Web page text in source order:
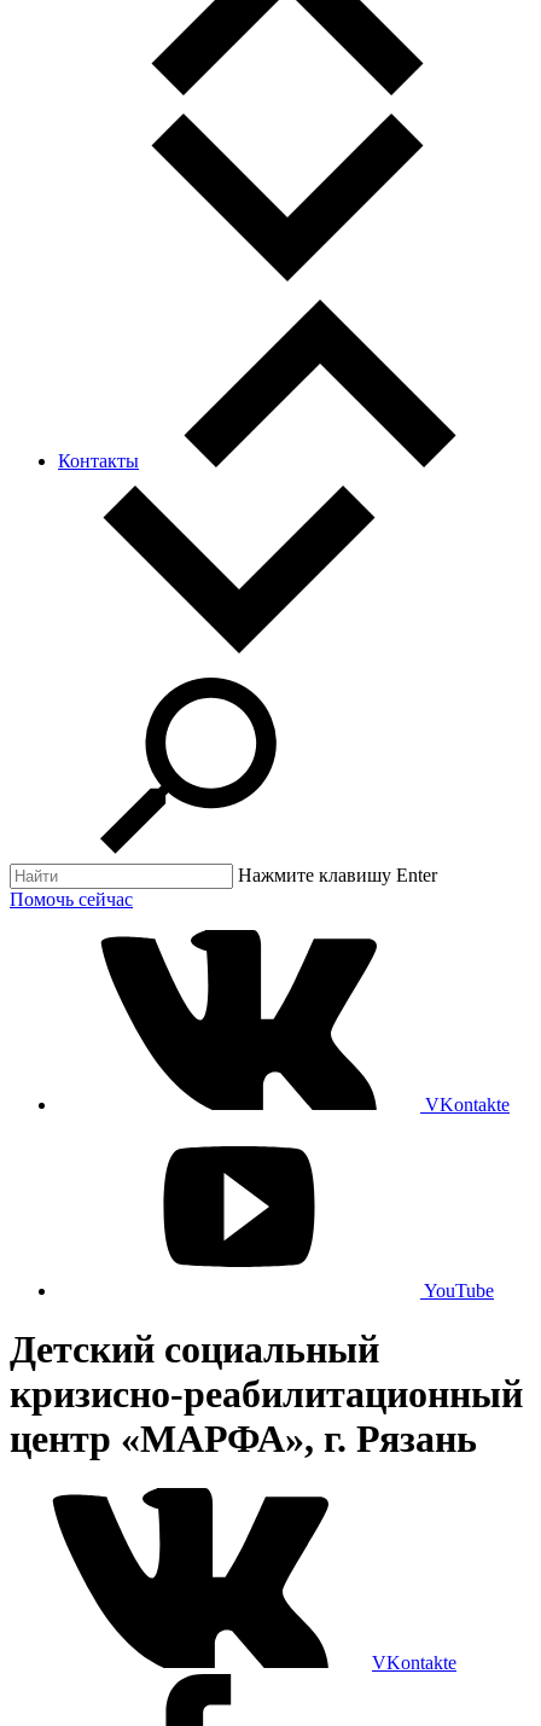
Контакты
Нажмите клавишу Enter
Помочь сейчас
VKontakte
YouTube
Детский социальный
кризисно-реабилитационный
центр «МАРФА», г. Рязань
VKontakte